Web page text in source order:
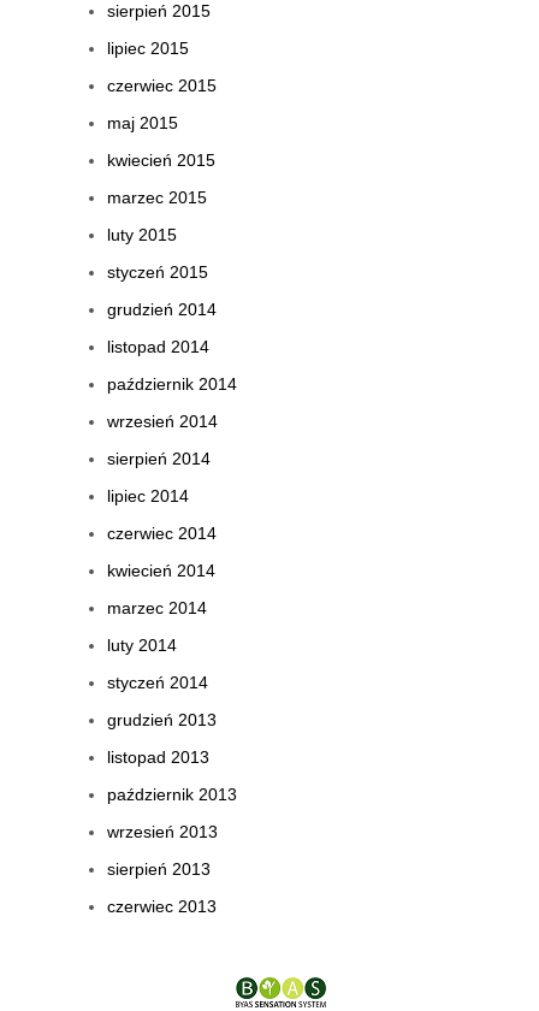
sierpień 2015
lipiec 2015
czerwiec 2015
maj 2015
kwiecień 2015
marzec 2015
luty 2015
styczeń 2015
grudzień 2014
listopad 2014
październik 2014
wrzesień 2014
sierpień 2014
lipiec 2014
czerwiec 2014
kwiecień 2014
marzec 2014
luty 2014
styczeń 2014
grudzień 2013
listopad 2013
październik 2013
wrzesień 2013
sierpień 2013
czerwiec 2013